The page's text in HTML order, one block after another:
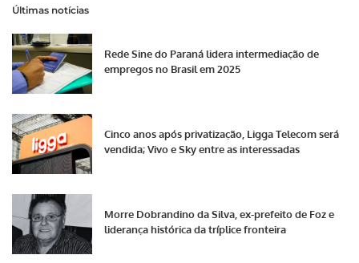
Últimas notícias
Rede Sine do Paraná lidera intermediação de
empregos no Brasil em 2025
Cinco anos após privatização, Ligga Telecom será
vendida; Vivo e Sky entre as interessadas
Morre Dobrandino da Silva, ex-prefeito de Foz e
liderança histórica da tríplice fronteira